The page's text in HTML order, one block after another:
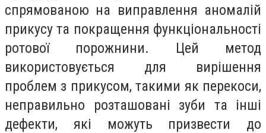
спрямованою на виправлення аномалій
прикусу та покращення функціональності
ротової порожнини. Цей метод
використовується для вирішення
проблем з прикусом, такими як перекоси,
неправильно розташовані зуби та інші
дефекти, які можуть призвести до